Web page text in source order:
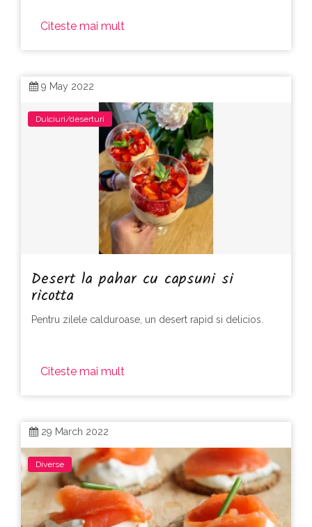
Citeste mai mult
9 May 2022
Dulciuri/deserturi
Desert la pahar cu capsuni si
ricotta
Pentru zilele calduroase, un desert rapid si delicios.
Citeste mai mult
29 March 2022
Diverse